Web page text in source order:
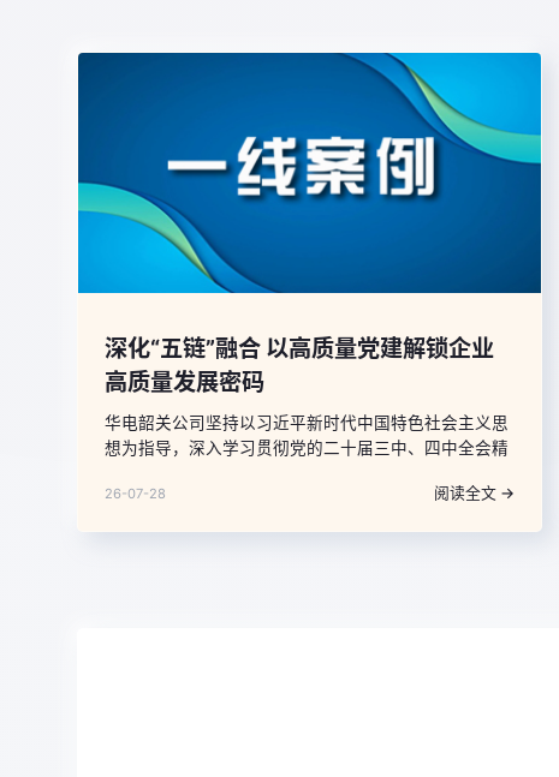
深化“五链”融合 以高质量党建解锁企业
高质量发展密码
华电韶关公司坚持以习近平新时代中国特色社会主义思
想为指导，深入学习贯彻党的二十届三中、四中全会精
生产经营融合不深、基层党组织战斗堡垒作用发挥不充
26-07-28 阅读全文 →